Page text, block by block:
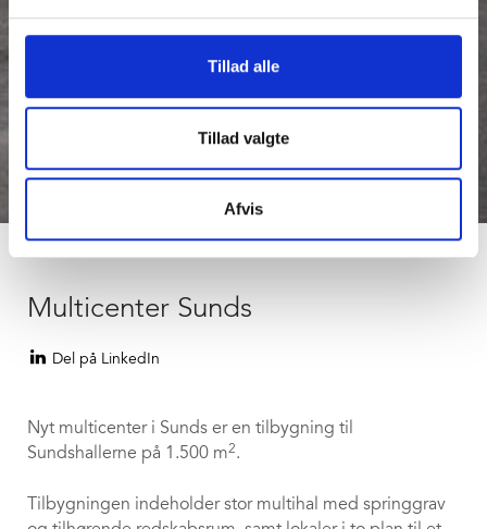
Tillad alle
Tillad valgte
Afvis
keyboard_arrow_down
Multicenter Sunds
Del på LinkedIn
Nyt multicenter i Sunds er en tilbygning til
Sundshallerne på 1.500 m2.
Tilbygningen indeholder stor multihal med springgrav